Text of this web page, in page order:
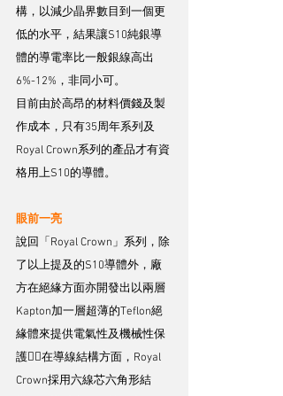
構，以減少晶界數目到一個更
低的水平，結果讓S10純銀導
體的導電率比一般銀線高出
6%-12%，非同小可。
目前由於高昂的材料價錢及製
作成本，只有35周年系列及
Royal Crown系列的產品才有資
格用上S10的導體。
眼前一亮
說回「Royal Crown」系列，除
了以上提及的S10導體外，廠
方在絕緣方面亦開發出以兩層
Kapton加一層超薄的Teflon絕
緣體來提供電氣性及機械性保
護，在導線結構方面，Royal
Crown採用六線芯六角形結